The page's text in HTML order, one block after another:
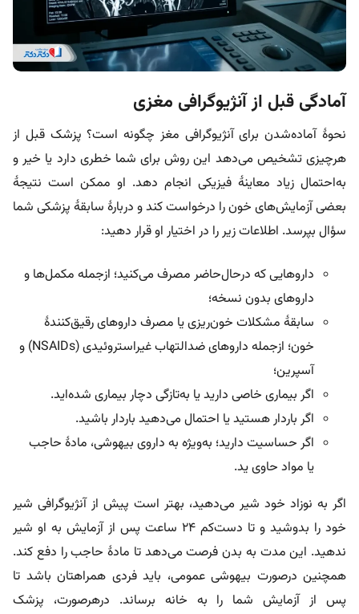
آمادگی قبل از آنژیوگرافی مغزی
نحوۀ‌ آماده‌شدن برای آنژیوگرافی مغز چگونه است؟ پزشک قبل از
هرچیزی تشخیص می‌دهد این روش برای شما خطری دارد یا خیر و
به‌احتمال زیاد معاینۀ فیزیکی انجام دهد. او ممکن است نتیجۀ
بعضی آزمایش‌های خون را درخواست کند و دربارۀ سابقۀ پزشکی شما
سؤال بپرسد. اطلاعات زیر را در اختیار او قرار دهید:
داروهایی که درحال‌حاضر مصرف می‌کنید؛ ازجمله مکمل‌ها و
داروهای بدون نسخه؛
سابقۀ مشکلات خون‌ریزی یا مصرف داروهای رقیق‌کنندۀ
خون؛ ازجمله داروهای ضدالتهاب غیراستروئیدی (NSAIDs) و
آسپرین؛
اگر بیماری خاصی دارید یا به‌تازگی دچار بیماری شده‌اید.
اگر باردار هستید یا احتمال می‌دهید باردار باشید.
اگر حساسیت دارید؛ به‌ویژه به داروی بیهوشی، مادۀ حاجب
یا مواد حاوی ید.
اگر به نوزاد خود شیر می‌دهید، بهتر است پیش از آنژیوگرافی شیر
خود را بدوشید و تا دست‌کم ۲۴ ساعت پس از آزمایش به او شیر
ندهید. این مدت به بدن فرصت می‌دهد تا مادۀ حاجب را دفع کند.
همچنین درصورت بیهوشی عمومی، باید فردی همراهتان باشد تا
پس از آزمایش شما را به خانه برساند. درهرصورت، پزشک